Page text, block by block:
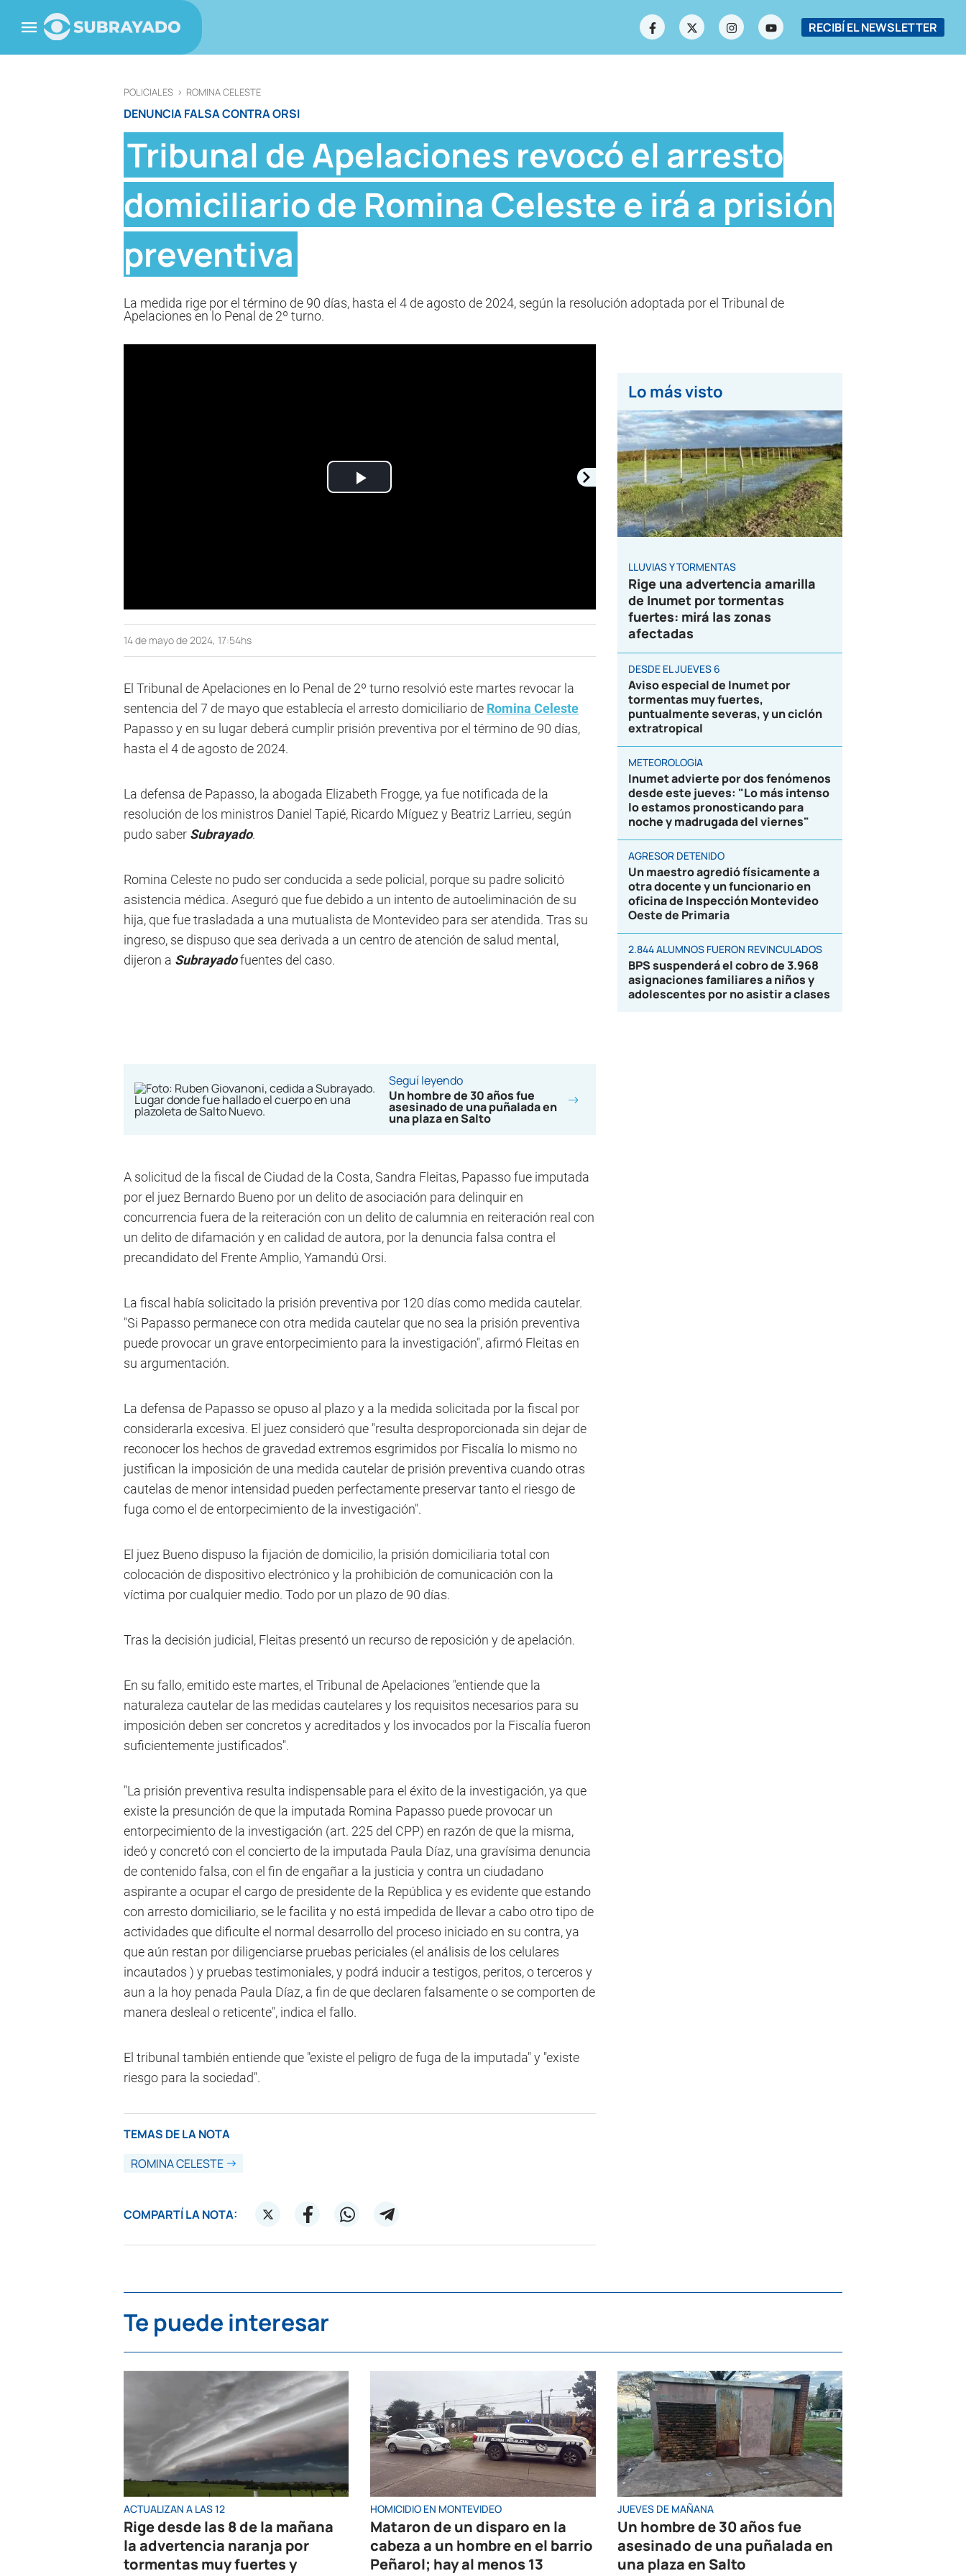
RECIBÍ EL NEWSLETTER
POLICIALES > ROMINA CELESTE
DENUNCIA FALSA CONTRA ORSI
Tribunal de Apelaciones revocó el arresto
domiciliario de Romina Celeste e irá a prisión
preventiva
La medida rige por el término de 90 días, hasta el 4 de agosto de 2024, según la resolución adoptada por el Tribunal de
Apelaciones en lo Penal de 2º turno.
Play
14 de mayo de 2024, 17:54hs
El Tribunal de Apelaciones en lo Penal de 2º turno resolvió este martes revocar la
sentencia del 7 de mayo que establecía el arresto domiciliario de Romina Celeste
Papasso y en su lugar deberá cumplir prisión preventiva por el término de 90 días,
hasta el 4 de agosto de 2024.
La defensa de Papasso, la abogada Elizabeth Frogge, ya fue notificada de la
resolución de los ministros Daniel Tapié, Ricardo Míguez y Beatriz Larrieu, según
pudo saber Subrayado.
Romina Celeste no pudo ser conducida a sede policial, porque su padre solicitó
asistencia médica. Aseguró que fue debido a un intento de autoeliminación de su
hija, que fue trasladada a una mutualista de Montevideo para ser atendida. Tras su
ingreso, se dispuso que sea derivada a un centro de atención de salud mental,
dijeron a Subrayadofuentes del caso.
Seguí leyendo
Un hombre de 30 años fue
asesinado de una puñalada en
una plaza en Salto
A solicitud de la fiscal de Ciudad de la Costa, Sandra Fleitas, Papasso fue imputada
por el juez Bernardo Bueno por un delito de asociación para delinquir en
concurrencia fuera de la reiteración con un delito de calumnia en reiteración real con
un delito de difamación y en calidad de autora, por la denuncia falsa contra el
precandidato del Frente Amplio, Yamandú Orsi.
La fiscal había solicitado la prisión preventiva por 120 días como medida cautelar.
"Si Papasso permanece con otra medida cautelar que no sea la prisión preventiva
puede provocar un grave entorpecimiento para la investigación", afirmó Fleitas en
su argumentación.
La defensa de Papasso se opuso al plazo y a la medida solicitada por la fiscal por
considerarla excesiva. El juez consideró que "resulta desproporcionada sin dejar de
reconocer los hechos de gravedad extremos esgrimidos por Fiscalía lo mismo no
justifican la imposición de una medida cautelar de prisión preventiva cuando otras
cautelas de menor intensidad pueden perfectamente preservar tanto el riesgo de
fuga como el de entorpecimiento de la investigación".
El juez Bueno dispuso la fijación de domicilio, la prisión domiciliaria total con
colocación de dispositivo electrónico y la prohibición de comunicación con la
víctima por cualquier medio. Todo por un plazo de 90 días.
Tras la decisión judicial, Fleitas presentó un recurso de reposición y de apelación.
En su fallo, emitido este martes, el Tribunal de Apelaciones "entiende que la
naturaleza cautelar de las medidas cautelares y los requisitos necesarios para su
imposición deben ser concretos y acreditados y los invocados por la Fiscalía fueron
suficientemente justificados".
"La prisión preventiva resulta indispensable para el éxito de la investigación, ya que
existe la presunción de que la imputada Romina Papasso puede provocar un
entorpecimiento de la investigación (art. 225 del CPP) en razón de que la misma,
ideó y concretó con el concierto de la imputada Paula Díaz, una gravísima denuncia
de contenido falsa, con el fin de engañar a la justicia y contra un ciudadano
aspirante a ocupar el cargo de presidente de la República y es evidente que estando
con arresto domiciliario, se le facilita y no está impedida de llevar a cabo otro tipo de
actividades que dificulte el normal desarrollo del proceso iniciado en su contra, ya
que aún restan por diligenciarse pruebas periciales (el análisis de los celulares
incautados ) y pruebas testimoniales, y podrá inducir a testigos, peritos, o terceros y
aun a la hoy penada Paula Díaz, a fin de que declaren falsamente o se comporten de
manera desleal o reticente", indica el fallo.
El tribunal también entiende que "existe el peligro de fuga de la imputada" y "existe
riesgo para la sociedad".
TEMAS DE LA NOTA
ROMINA CELESTE
COMPARTÍ LA NOTA:
Lo más visto
LLUVIAS Y TORMENTAS
Rige una advertencia amarilla
de Inumet por tormentas
fuertes: mirá las zonas
afectadas
DESDE EL JUEVES 6
Aviso especial de Inumet por
tormentas muy fuertes,
puntualmente severas, y un ciclón
extratropical
METEOROLOGÍA
Inumet advierte por dos fenómenos
desde este jueves: "Lo más intenso
lo estamos pronosticando para
noche y madrugada del viernes"
AGRESOR DETENIDO
Un maestro agredió físicamente a
otra docente y un funcionario en
oficina de Inspección Montevideo
Oeste de Primaria
2.844 ALUMNOS FUERON REVINCULADOS
BPS suspenderá el cobro de 3.968
asignaciones familiares a niños y
adolescentes por no asistir a clases
Te puede interesar
ACTUALIZAN A LAS 12
Rige desde las 8 de la mañana
la advertencia naranja por
tormentas muy fuertes y
HOMICIDIO EN MONTEVIDEO
Mataron de un disparo en la
cabeza a un hombre en el barrio
Peñarol; hay al menos 13
JUEVES DE MAÑANA
Un hombre de 30 años fue
asesinado de una puñalada en
una plaza en Salto